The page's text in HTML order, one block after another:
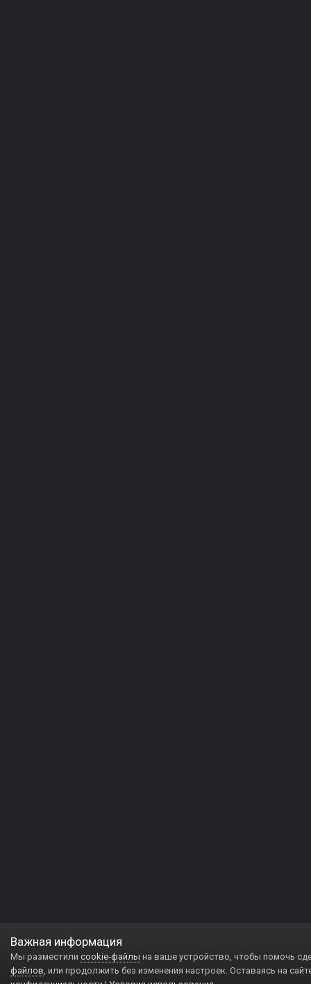
Важная информация
Мы разместили cookie-файлы на ваше устройство, чтобы помочь
файлов, или продолжить без изменения настроек. Оставаясь на